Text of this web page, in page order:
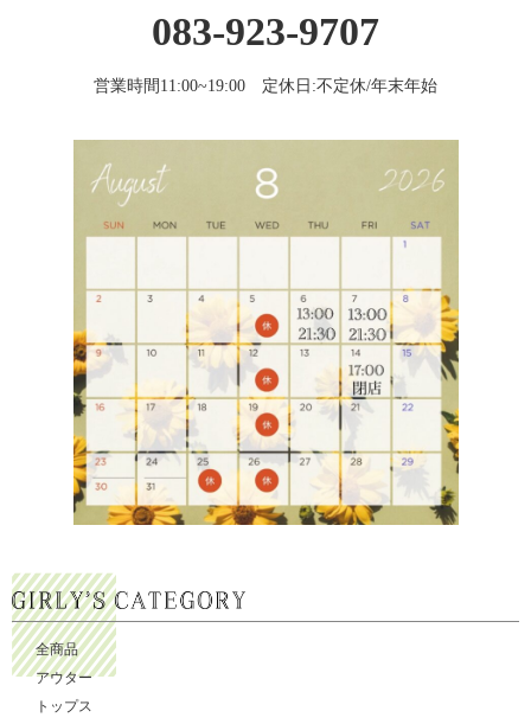
083-923-9707
営業時間11:00~19:00 定休日:不定休/年末年始
全商品
アウター
トップス